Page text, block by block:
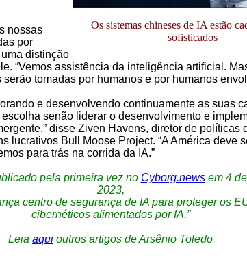
Os sistemas chineses de IA estão
sofisticados
nossas
por
distinção
“Vemos assistência da inteligência artificial.
tomadas por humanos e por humanos
e desenvolvendo continuamente as suas
escolha senão liderar o desenvolvimento e
disse Ziven Havens, diretor de políticas
lucrativos Bull Moose Project. “A América deve
para trás na corrida da IA.”
pela primeira vez no Cyborg.newsem 4
2023,
centro de segurança de IA para proteger os
cibernéticos alimentados por IA.”
Leia aqui outros artigos de Arsênio Toledo